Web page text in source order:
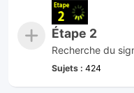
Étape 2
Recherche du
Sujets : 424